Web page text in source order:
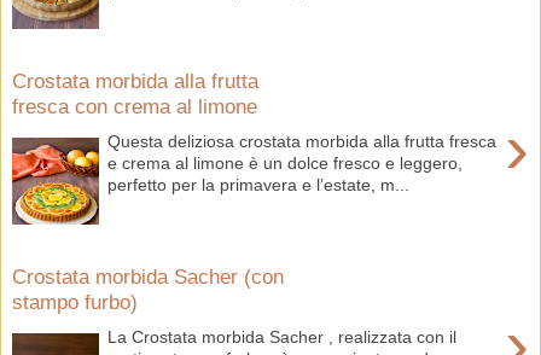
Crostata morbida alla frutta
fresca con crema al limone
›
Questa deliziosa crostata morbida alla frutta fresca
e crema al limone è un dolce fresco e leggero,
perfetto per la primavera e l’estate, m...
Crostata morbida Sacher (con
stampo furbo)
La Crostata morbida Sacher , realizzata con il